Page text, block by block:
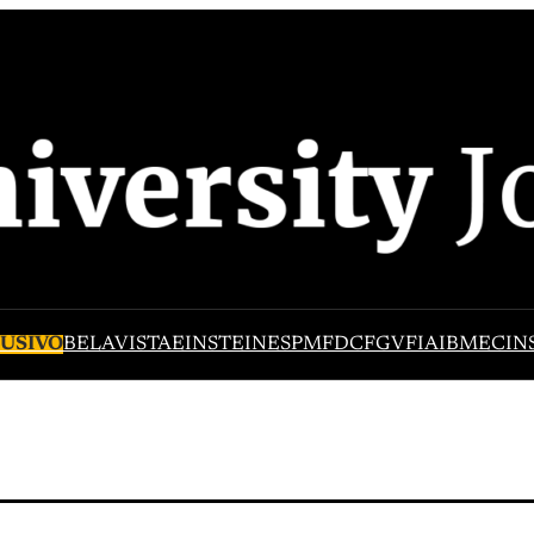
BELAVISTAEINSTEINESPMFDCFGVFIAIBMEC